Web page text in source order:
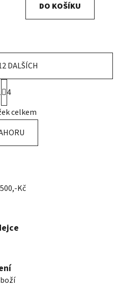
DO KOŠÍKU
O
v
l
á
d
í
p
k
p
i
DALŠÍCH
S
t
r
á
n
k
4
celkem
Kč